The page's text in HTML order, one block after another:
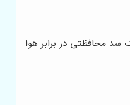
سد محافظتی در برابر هوا